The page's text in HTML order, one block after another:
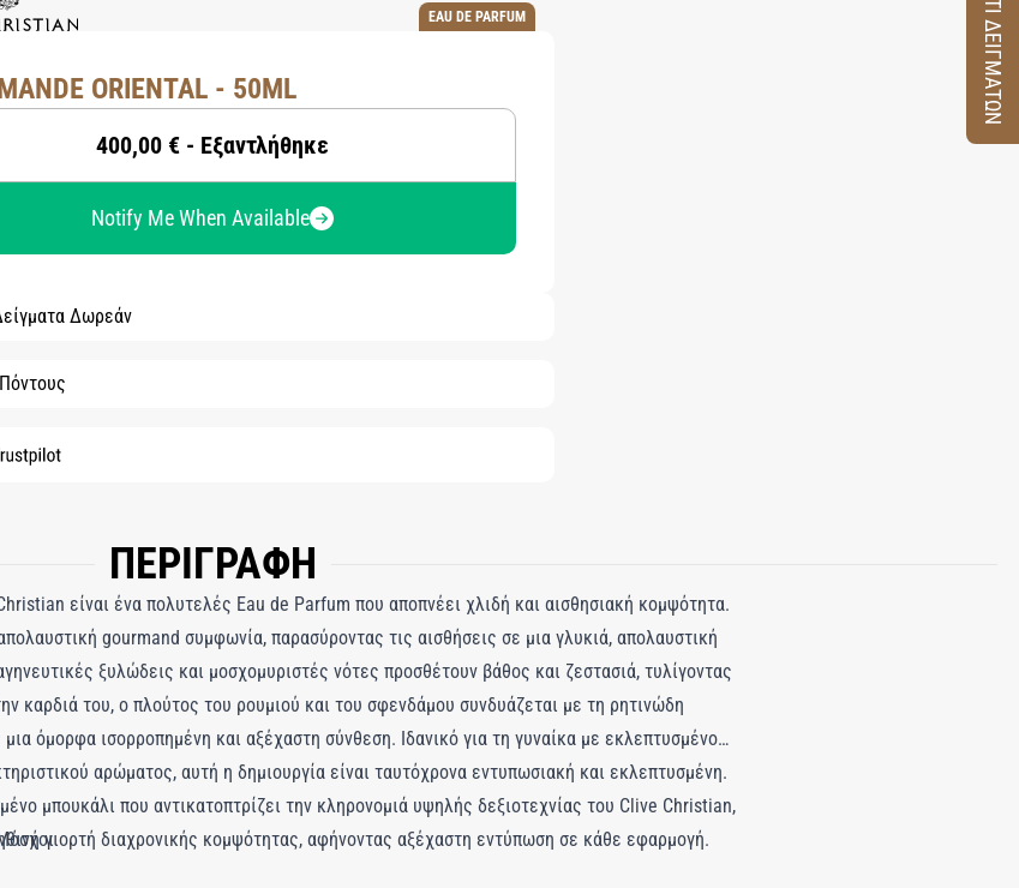
EAU DE PARFUM
ORIENTAL - 50ML
400,00 € - Εξαντλήθηκε
Notify Me When Available
Δωρεάν
ΠΕΡΙΓΡΑΦΗ
είναι ένα πολυτελές Eau de Parfum που αποπνέει χλιδή και αισθησιακή κομψότητα.
gourmand συμφωνία, παρασύροντας τις αισθήσεις σε μια γλυκιά, απολαυστική
ξυλώδεις και μοσχομυριστές νότες προσθέτουν βάθος και ζεστασιά, τυλίγοντας
καρδιά του, ο πλούτος του ρουμιού και του σφενδάμου συνδυάζεται με τη ρητινώδη
όμορφα ισορροπημένη και αξέχαστη σύνθεση. Ιδανικό για τη γυναίκα με εκλεπτυσμένο
αρώματος, αυτή η δημιουργία είναι ταυτόχρονα εντυπωσιακή και εκλεπτυσμένη.
μπουκάλι που αντικατοπτρίζει την κληρονομιά υψηλής δεξιοτεχνίας του Clive Christian,
γιορτή διαχρονικής κομψότητας, αφήνοντας αξέχαστη εντύπωση σε κάθε εφαρμογή.
ΚΟΥΤΙ ΔΕΙΓΜΑΤΩΝ